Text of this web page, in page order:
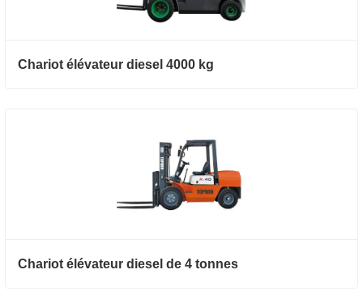
Chariot élévateur diesel 4000 kg
Chariot élévateur diesel de 4 tonnes